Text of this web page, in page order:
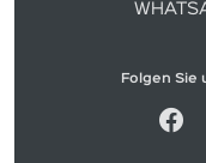
Folgen Sie